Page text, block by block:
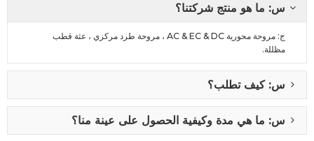
س: ما هو منتج شركتنا؟
ج: مروحة محورية AC & EC & DC ، مروحة طرد مركزي ، عثة قطب
مظللة.
س: كيف تطلب؟
س: ما هي مدة وكيفية الحصول على عينة منا؟